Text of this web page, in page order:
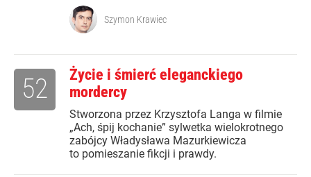
Szymon Krawiec
Życie i śmierć eleganckiego
mordercy
Stworzona przez Krzysztofa Langa w filmie
„Ach, śpij kochanie” sylwetka wielokrotnego
zabójcy Władysława Mazurkiewicza
to pomieszanie fikcji i prawdy.
52